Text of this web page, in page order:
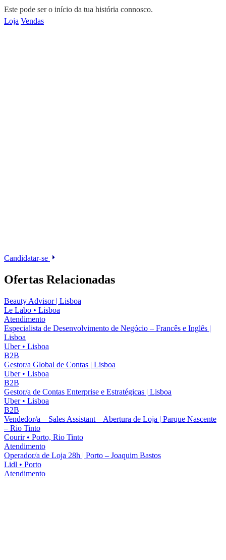
Este pode ser o início da tua história connosco.
Loja Vendas
Candidatar-se
Ofertas Relacionadas
Beauty Advisor | Lisboa
Le Labo • Lisboa
Atendimento
Especialista de Desenvolvimento de Negócio – Francês e Inglês |
Lisboa
Uber • Lisboa
B2B
Gestor/a Global de Contas | Lisboa
Uber • Lisboa
B2B
Gestor/a de Contas Enterprise e Estratégicas | Lisboa
Uber • Lisboa
B2B
Vendedor/a – Sales Assistant – Abertura de Loja | Parque Nascente
– Rio Tinto
Courir • Porto, Rio Tinto
Atendimento
Operador/a de Loja 28h | Porto – Joaquim Bastos
Lidl • Porto
Atendimento